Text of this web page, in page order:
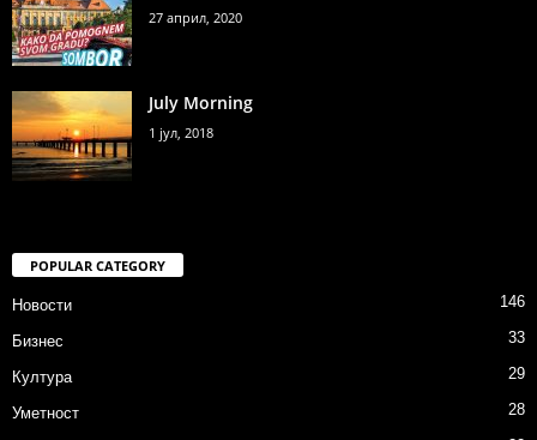
27 април, 2020
July Morning
1 јул, 2018
POPULAR CATEGORY
Новости 146
Бизнес 33
Култура 29
Уметност
28